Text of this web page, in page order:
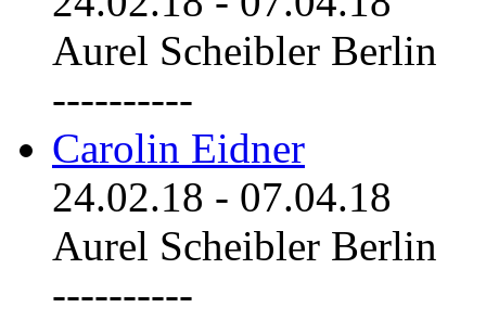
Aurel Scheibler Berlin
----------
Carolin Eidner
24.02.18 - 07.04.18
Aurel Scheibler Berlin
----------